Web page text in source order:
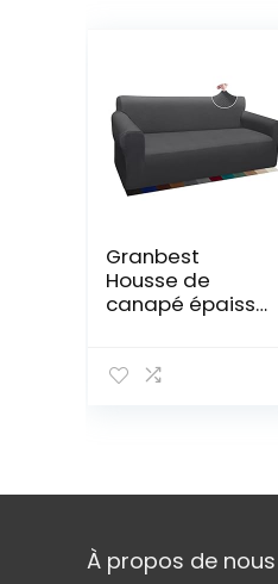
Granbest
Housse de
canapé épaisse
canapé
Antidérapante
À propos de nous